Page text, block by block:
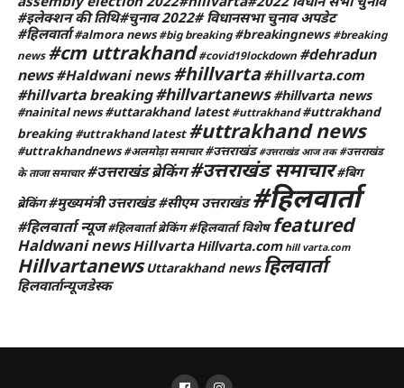
#इलेक्शन की तिथि#चुनाव 2022# विधानसभा चुनाव अपडेट
#हिलवार्ता#almora news #big breaking #breakingnews #breaking
news #cm uttrakhand #covid19lockdown #dehradun
news #Haldwani news #hillvarta #hillvarta.com
#hillvarta breaking#hillvartanews #hillvarta news
#nainital news #uttarakhand latest #uttrakhand #uttrakhand
breaking #uttrakhand latest #uttrakhand news
#uttrakhandnews #अलमोड़ा समाचार #उत्तराखंड #उत्तराखंड आज तक #उत्तराखंड
के ताजा समाचार #उत्तराखंड ब्रेकिंग#उत्तराखंड समाचार#बिग
ब्रेकिंग#मुख्यमंत्री उत्तराखंड #सीएम उत्तराखंड #हिलवार्ता
#हिलवार्ता न्यूज#हिलवार्ता ब्रेकिंग #हिलवार्ता विशेष featured
Haldwani news Hillvarta Hillvarta.com hill varta.com
Hillvartanews Uttarakhand news हिलवार्ता
हिलवार्तान्यूजडेस्क